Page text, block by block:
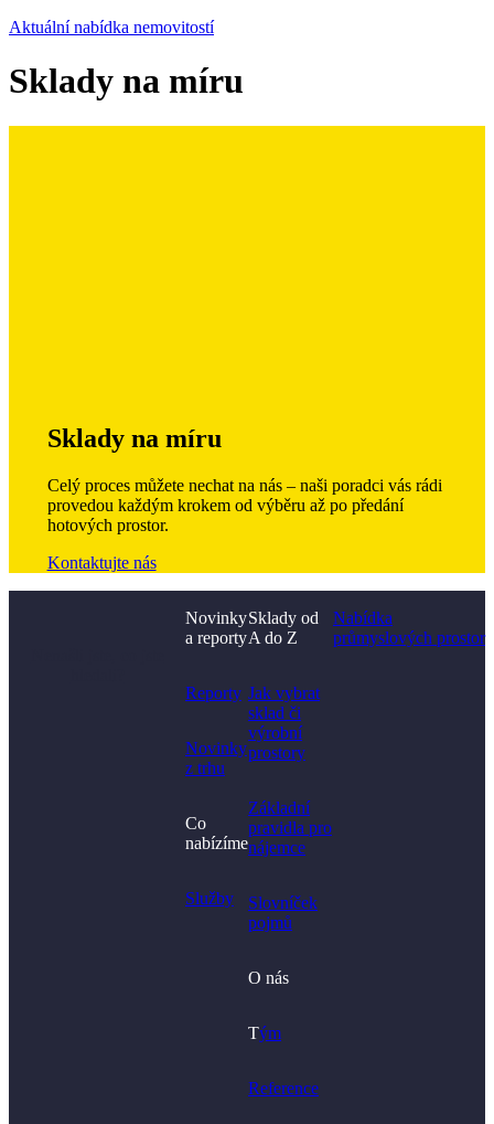
Aktuální nabídka nemovitostí
Sklady na míru
Sklady na míru
Celý proces můžete nechat na nás – naši poradci vás rádi
provedou každým krokem od výběru až po předání
hotových prostor.
Kontaktujte nás
Novinky
a reporty
Reporty
Novinky
z trhu
Co
nabízíme
Služby
Sklady od
A do Z
Jak vybrat
sklad či
výrobní
prostory​
Základní
pravidla pro
nájemce
Slovníček
pojmů
O nás
Tým
Reference
Nabídka
průmyslových prostor